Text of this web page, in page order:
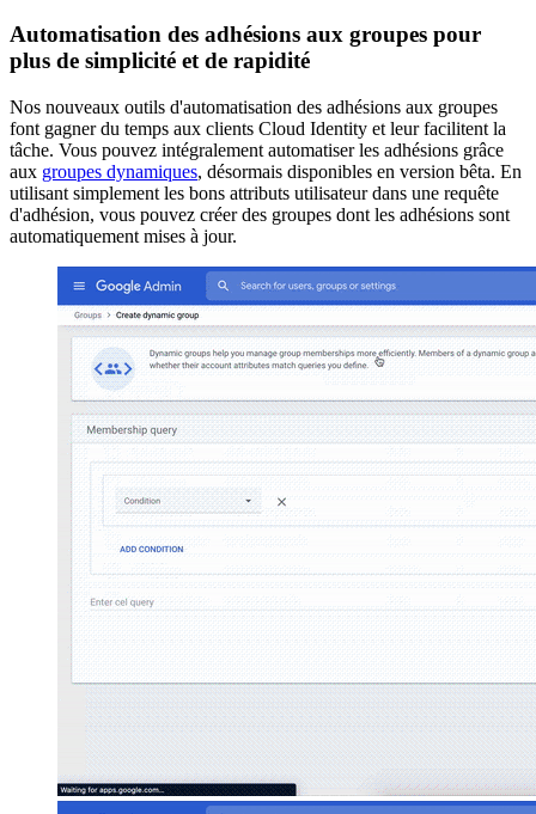
Automatisation des adhésions aux groupes pour
plus de simplicité et de rapidité
Nos nouveaux outils d'automatisation des adhésions aux groupes
font gagner du temps aux clients Cloud Identity et leur facilitent la
tâche. Vous pouvez intégralement automatiser les adhésions grâce
aux groupes dynamiques, désormais disponibles en version bêta. En
utilisant simplement les bons attributs utilisateur dans une requête
d'adhésion, vous pouvez créer des groupes dont les adhésions sont
automatiquement mises à jour.